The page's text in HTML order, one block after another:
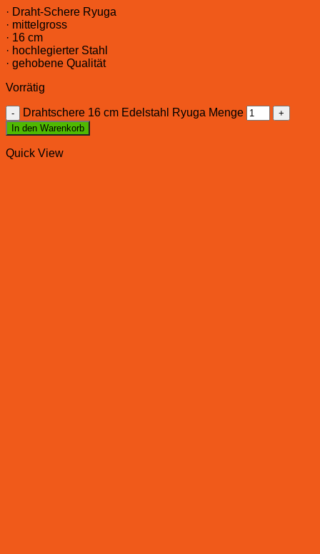
· Draht-Schere Ryuga
· mittelgross
· 16 cm
· hochlegierter Stahl
· gehobene Qualität
Vorrätig
Drahtschere 16 cm Edelstahl Ryuga Menge
In den Warenkorb
Quick View